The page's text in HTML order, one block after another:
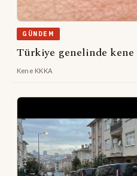
GÜNDEM
Türkiye genelinde kene
Kene KKKA